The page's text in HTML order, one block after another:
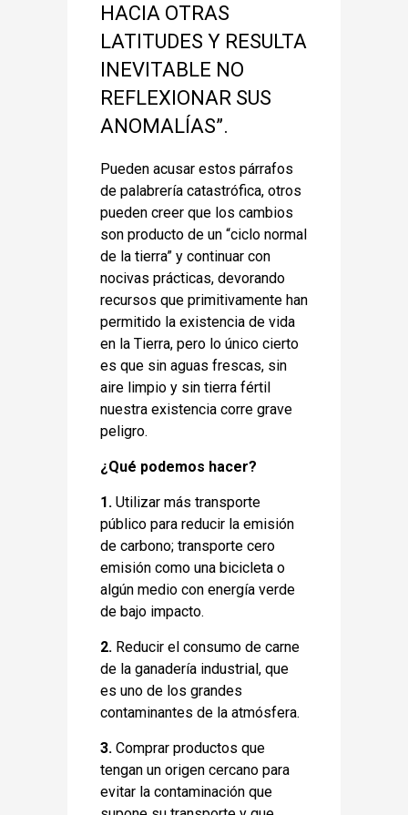
HACIA OTRAS
LATITUDES Y RESULTA
INEVITABLE NO
REFLEXIONAR SUS
ANOMALÍAS”.
Pueden acusar estos párrafos
de palabrería catastrófica, otros
pueden creer que los cambios
son producto de un “ciclo normal
de la tierra” y continuar con
nocivas prácticas, devorando
recursos que primitivamente han
permitido la existencia de vida
en la Tierra, pero lo único cierto
es que sin aguas frescas, sin
aire limpio y sin tierra fértil
nuestra existencia corre grave
peligro.
¿Qué podemos hacer?
1. Utilizar más transporte
público para reducir la emisión
de carbono; transporte cero
emisión como una bicicleta o
algún medio con energía verde
de bajo impacto.
2. Reducir el consumo de carne
de la ganadería industrial, que
es uno de los grandes
contaminantes de la atmósfera.
3. Comprar productos que
tengan un origen cercano para
evitar la contaminación que